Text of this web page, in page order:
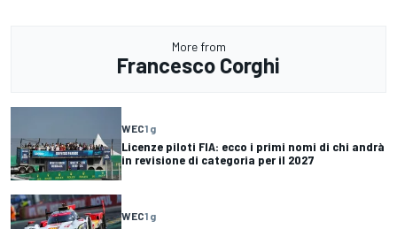
More from
Francesco Corghi
WEC1 g
Licenze piloti FIA: ecco i primi nomi di chi andrà
in revisione di categoria per il 2027
WEC1 g